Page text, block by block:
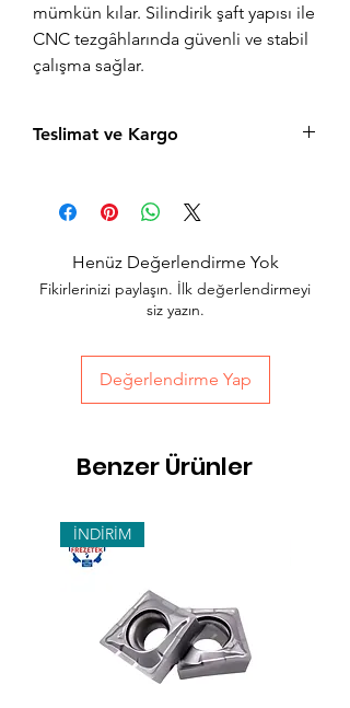
mümkün kılar. Silindirik şaft yapısı ile
CNC tezgâhlarında güvenli ve stabil
çalışma sağlar.
Teslimat ve Kargo
siparişler aynı gün içerisinde kargolanır.
Acil siparişlerinizde, İstanbul Avrupa
hızlı teslimat seçeneğimiz bulunmaktadır,
sepet sayfasında teslimat seçimini
Henüz Değerlendirme Yok
Fikirlerinizi paylaşın. İlk değerlendirmeyi
siz yazın.
Değerlendirme Yap
Benzer Ürünler
İNDİRİM